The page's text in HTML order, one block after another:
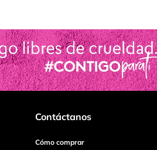
Contáctanos
Cómo comprar